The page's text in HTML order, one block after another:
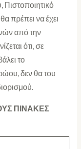
Πιστοποιητικό
πρέπει να έχει
από την
ότι, σε
το
δεν θα του
ΠΙΝΑΚΕΣ